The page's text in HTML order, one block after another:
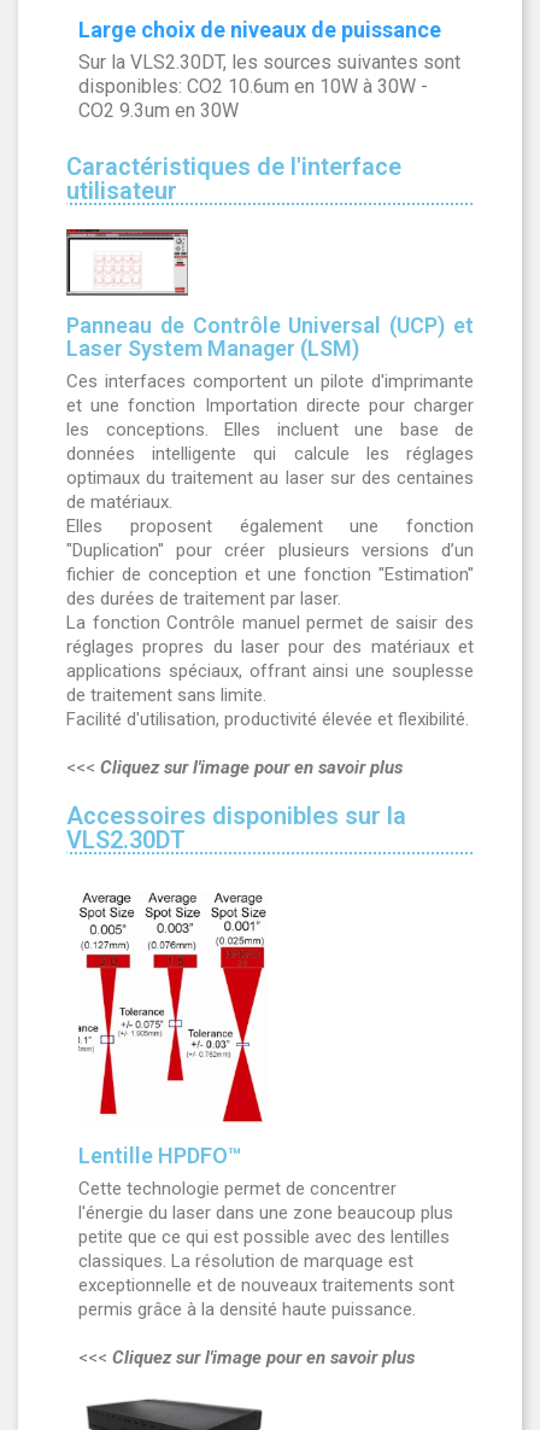
Large choix de niveaux de puissance
Sur la VLS2.30DT, les sources suivantes sont
disponibles: CO2 10.6um en 10W à 30W -
CO2 9.3um en 30W
Caractéristiques de l'interface
utilisateur
Panneau de Contrôle Universal (UCP) et
Laser System Manager (LSM)
Ces interfaces comportent un pilote d'imprimante
et une fonction Importation directe pour charger
les conceptions. Elles incluent une base de
données intelligente qui calcule les réglages
optimaux du traitement au laser sur des centaines
de matériaux.
Elles proposent également une fonction
"Duplication" pour créer plusieurs versions d’un
fichier de conception et une fonction "Estimation"
des durées de traitement par laser.
La fonction Contrôle manuel permet de saisir des
réglages propres du laser pour des matériaux et
applications spéciaux, offrant ainsi une souplesse
de traitement sans limite.
Facilité d'utilisation, productivité élevée et flexibilité.
<<< Cliquez sur l'image pour en savoir plus
Accessoires disponibles sur la
VLS2.30DT
Lentille HPDFO™
Cette technologie permet de concentrer
l'énergie du laser dans une zone beaucoup plus
petite que ce qui est possible avec des lentilles
classiques. La résolution de marquage est
exceptionnelle et de nouveaux traitements sont
permis grâce à la densité haute puissance.
<<< Cliquez sur l'image pour en savoir plus